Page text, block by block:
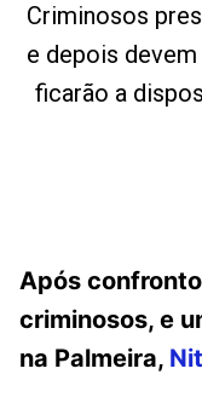
Criminosos
e depois
ficarão a
Após
criminosos, e
na Palmeira,